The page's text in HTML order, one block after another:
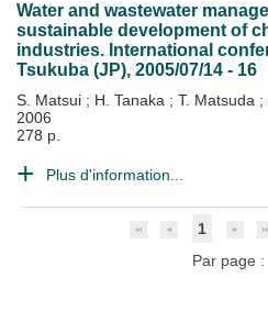
Water and wastewater
sustainable development of
industries. International
Tsukuba (JP), 2005/07/14 - 16
S. Matsui ; H. Tanaka ; T. Matsuda ;
2006
278 p.
Plus d'information...
1
Par page :